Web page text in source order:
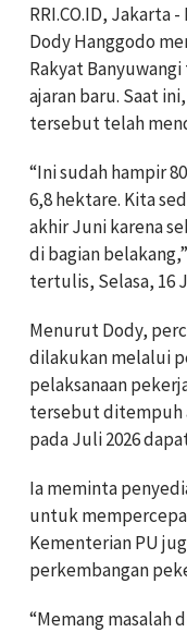
RRI.CO.ID, Jakarta
Dody Hanggodo
Rakyat
ajaran baru. Saat
tersebut telah
“Ini sudah hampir
6,8 hektare. Kita
akhir Juni karena
di bagian
tertulis, Selasa, 16
Menurut Dody,
dilakukan melalui
pelaksanaan
tersebut ditempuh
pada Juli 2026
Ia meminta
untuk
Kementerian PU
perkembangan
“Memang masalah